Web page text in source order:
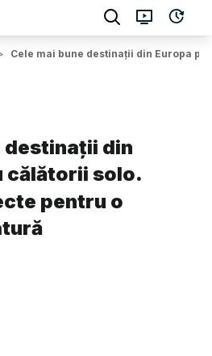
Cele mai bune destinații din Europa
destinații din
călătorii solo.
pentru o